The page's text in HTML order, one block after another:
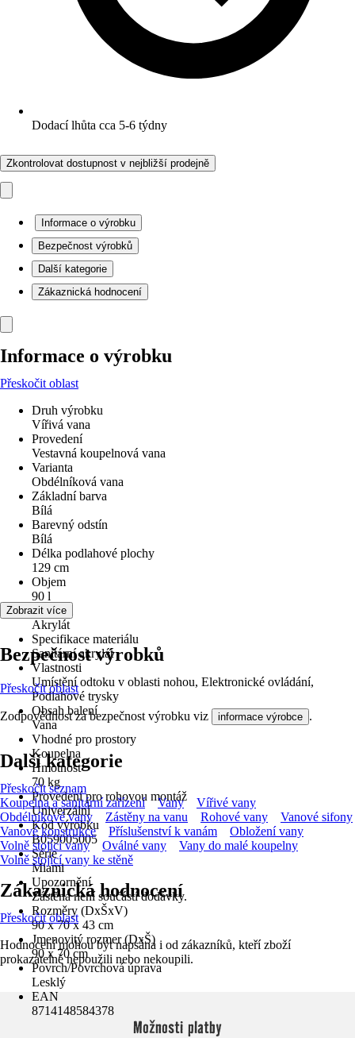
Dodací lhůta cca 5-6 týdny
Zkontrolovat dostupnost v nejbližší prodejně
Informace o výrobku
Bezpečnost výrobků
Další kategorie
Zákaznická hodnocení
Informace o výrobku
Přeskočit oblast
Druh výrobku
Vířivá vana
Provedení
Vestavná koupelnová vana
Varianta
Obdélníková vana
Základní barva
Bílá
Barevný odstín
Bílá
Délka podlahové plochy
129 cm
Objem
90 l
Materiál
Akrylát
Specifikace materiálu
Sanitární akrylát
Vlastnosti
Umístění odtoku v oblasti nohou, Elektronické ovládání,
Podlahové trysky
Obsah balení
Vana
Vhodné pro prostory
Koupelna
Hmotnost
70 kg
Provedení pro rohovou montáž
Univerzální
Kód výrobku
B059005005
Série
Miami
Upozornění
Zástěna není součástí dodávky.
Rozměry (DxŠxV)
90 x 70 x 43 cm
Jmenovitý rozmer (DxŠ)
90 x 70 cm
Povrch/Povrchová úprava
Lesklý
EAN
8714148584378
Zobrazit více
Bezpečnost výrobků
Přeskočit oblast
Zodpovědnost za bezpečnost výrobku viz informace výrobce .
Další kategorie
Přeskočit seznam
Koupelna a sanitární zařízení
Vany
Vířivé vany
Obdélníkové vany
Zástěny na vanu Rohové vany
Vanové sifony
Vanové konstrukce
Příslušenství k vanám
Obložení vany
Volně stojící vany
Oválné vany
Vany do malé koupelny
Volně stojící vany ke stěně
Zákaznická hodnocení
Přeskočit oblast
Hodnocení mohou být napsána i od zákazníků, kteří zboží
prokazatelně nepoužili nebo nekoupili.
Možnosti platby